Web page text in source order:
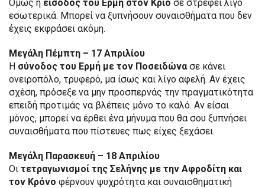
Όμως η είσοδος του Ερμή στον Κριό σε στρέφει λίγο
εσωτερικά. Μπορεί να ξυπνήσουν συναισθήματα που δεν
έχεις εκφράσει ακόμη.
Μεγάλη Πέμπτη – 17 Απριλίου
Η σύνοδος του Ερμή με τον Ποσειδώνασε κάνει
ονειροπόλο, τρυφερό, μα ίσως και λίγο αφελή. Αν έχεις
σχέση, πρόσεξε να μην προσπερνάς την πραγματικότητα
επειδή προτιμάς να βλέπεις μόνο το καλό. Αν είσαι
μόνος, μπορεί να έρθει ένα μήνυμα που θα σου ξυπνήσει
συναισθήματα που πίστευες πως είχες ξεχάσει.
Μεγάλη Παρασκευή – 18 Απριλίου
Οι τετραγωνισμοί της Σελήνης με την Αφροδίτη και
τον Κρόνο φέρνουν ψυχρότητα και συναισθηματική